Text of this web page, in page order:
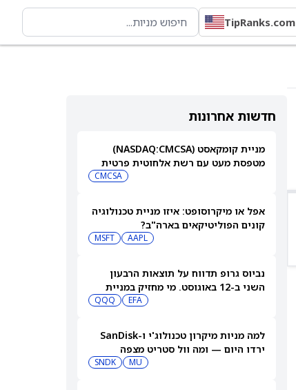
TipRanks.com
חדשות אחרונות
מניית קומקאסט (NASDAQ:CMCSA)
מטפסת מעט עם רשת אלחוטית פרטית
CMCSA
אפל או מיקרוסופט: איזו מניית טכנולוגיה
קונים הפוליטיקאים בארה"ב?
AAPL
MSFT
נביוס גרופ תדווח על תוצאות הרבעון
השני ב-12 באוגוסט. מי מחזיק במניית
EFA
QQQ
למה מניות מיקרון טכנולוג'י ו-SanDisk
ירדו היום — ומה וול סטריט מצפה
MU
SNDK